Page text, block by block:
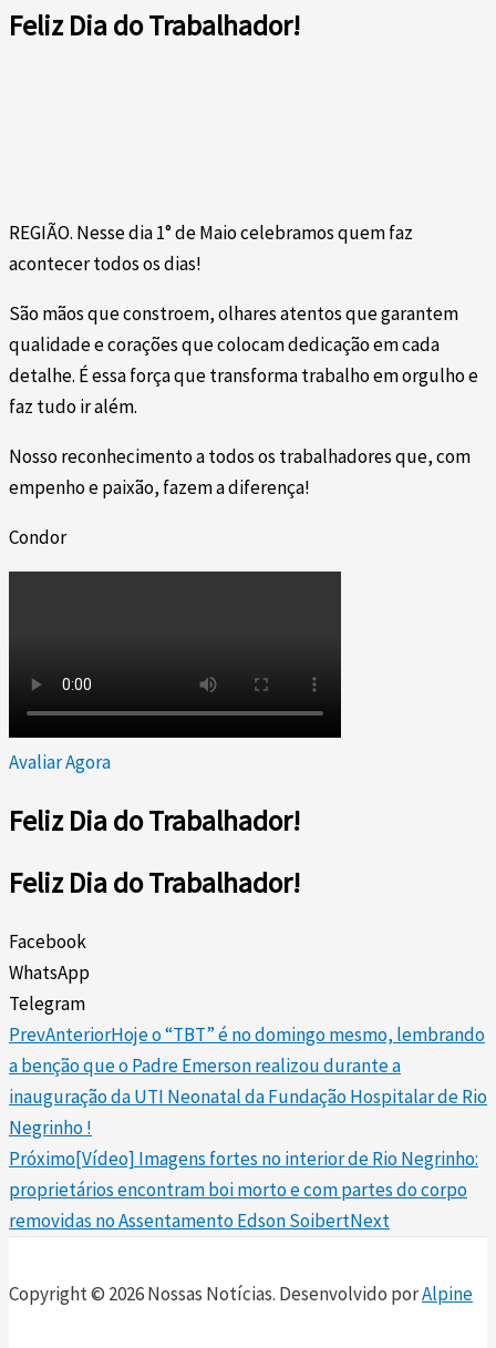
Feliz Dia do Trabalhador!
REGIÃO. Nesse dia 1° de Maio celebramos quem faz
acontecer todos os dias!
São mãos que constroem, olhares atentos que garantem
qualidade e corações que colocam dedicação em cada
detalhe. É essa força que transforma trabalho em orgulho e
faz tudo ir além.
Nosso reconhecimento a todos os trabalhadores que, com
empenho e paixão, fazem a diferença!
Condor
Avaliar Agora
Feliz Dia do Trabalhador!
Feliz Dia do Trabalhador!
Facebook
WhatsApp
Telegram
PrevAnteriorHoje o “TBT” é no domingo mesmo, lembrando
a benção que o Padre Emerson realizou durante a
inauguração da UTI Neonatal da Fundação Hospitalar de Rio
Negrinho !
Próximo[Vídeo] Imagens fortes no interior de Rio Negrinho:
proprietários encontram boi morto e com partes do corpo
removidas no Assentamento Edson SoibertNext
Copyright © 2026 Nossas Notícias. Desenvolvido porAlpine